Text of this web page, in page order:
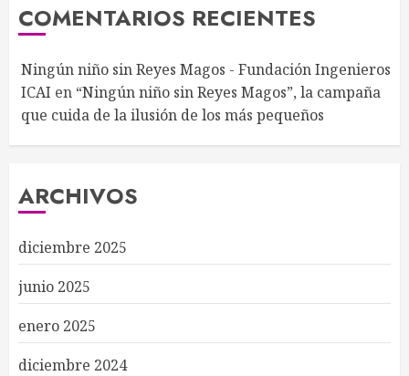
COMENTARIOS RECIENTES
Ningún niño sin Reyes Magos - Fundación Ingenieros
ICAI en “Ningún niño sin Reyes Magos”, la campaña
que cuida de la ilusión de los más pequeños
ARCHIVOS
diciembre 2025
junio 2025
enero 2025
diciembre 2024